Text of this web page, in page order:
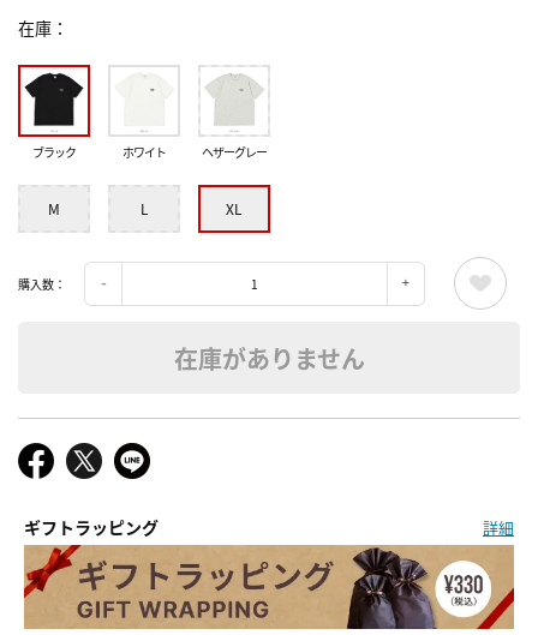
在庫
ブラック ホワイト ヘザーグレー
M L XL
購入数：
在庫がありません
ギフトラッピング 詳細